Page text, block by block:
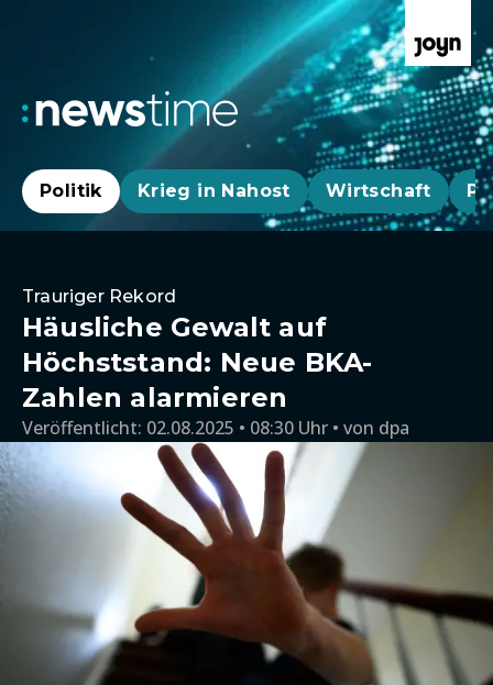
Politik Krieg in Nahost Wirtschaft
Trauriger Rekord
Häusliche Gewalt auf
Höchststand: Neue BKA-
Zahlen alarmieren
Veröffentlicht: 02.08.2025 • 08:30 Uhr von dpa